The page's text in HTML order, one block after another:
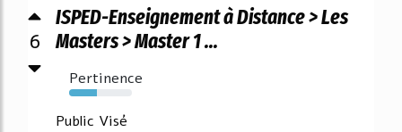
6
ISPED-Enseignement à Distance > Les
Masters > Master 1 ...
Pertinence
44%
Public Visé